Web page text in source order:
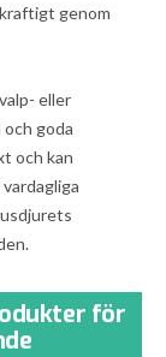
genom
eller
goda
och kan
för